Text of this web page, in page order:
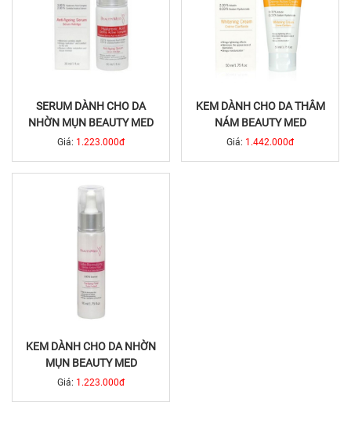
SERUM DÀNH CHO DA
NHỜN MỤN BEAUTY MED
Giá: 1.223.000đ
KEM DÀNH CHO DA THÂM
NÁM BEAUTY MED
Giá: 1.442.000đ
KEM DÀNH CHO DA NHỜN
MỤN BEAUTY MED
Giá: 1.223.000đ